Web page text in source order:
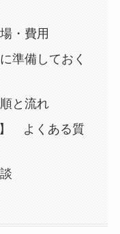
・費用
準備しておく
と流れ
】 よくある質